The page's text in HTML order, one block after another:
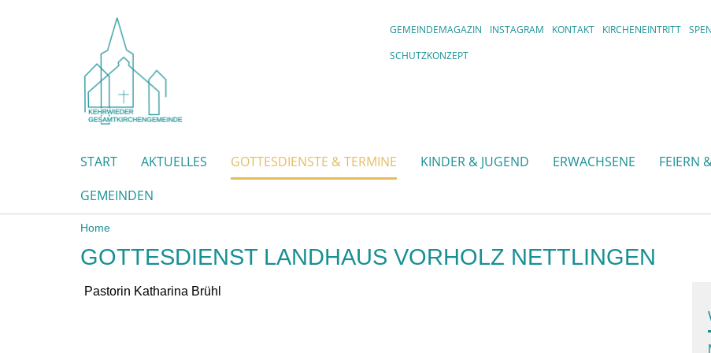
GEMEINDEMAGAZIN INSTAGRAM KONTAKT KIRCHENEINTRITT
SCHUTZKONZEPT
START AKTUELLES GOTTESDIENSTE & TERMINE KINDER & JUGEND ERWACHSENE FEIERN
GEMEINDEN
Home
GOTTESDIENST LANDHAUS VORHOLZ NETTLINGEN
Pastorin Katharina Brühl